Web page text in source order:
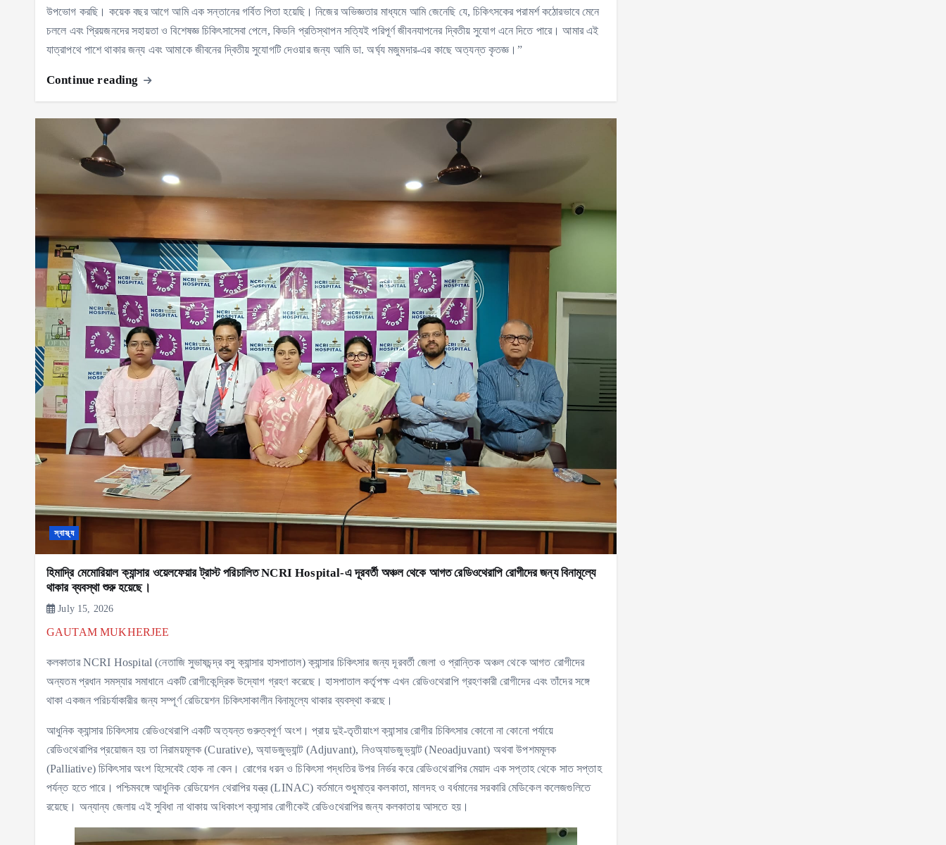
উপভোগ করছি। কয়েক বছর আগে আমি এক সন্তানের গর্বিত পিতা হয়েছি। নিজের অভিজ্ঞতার মাধ্যমে আমি জেনেছি যে, চিকিৎসকের পরামর্শ কঠোরভাবে মেনে
চললে এবং প্রিয়জনদের সহায়তা ও বিশেষজ্ঞ চিকিৎসাসেবা পেলে, কিডনি প্রতিস্থাপন সত্যিই পরিপূর্ণ জীবনযাপনের দ্বিতীয় সুযোগ এনে দিতে পারে। আমার এই
যাত্রাপথে পাশে থাকার জন্য এবং আমাকে জীবনের দ্বিতীয় সুযোগটি দেওয়ার জন্য আমি ডা. অর্ঘ্য মজুমদার-এর কাছে অত্যন্ত কৃতজ্ঞ।”
Continue reading
স্বাস্থ্য
হিমাদ্রি মেমোরিয়াল ক্যান্সার ওয়েলফেয়ার ট্রাস্ট পরিচালিত NCRI Hospital-এ দূরবর্তী অঞ্চল থেকে আগত রেডিওথেরাপি রোগীদের জন্য বিনামূল্যে
থাকার ব্যবস্থা শুরু হয়েছে।
July 15, 2026
GAUTAM MUKHERJEE
কলকাতার NCRI Hospital (নেতাজি সুভাষচন্দ্র বসু ক্যান্সার হাসপাতাল) ক্যান্সার চিকিৎসার জন্য দূরবর্তী জেলা ও প্রান্তিক অঞ্চল থেকে আগত রোগীদের
অন্যতম প্রধান সমস্যার সমাধানে একটি রোগীকেন্দ্রিক উদ্যোগ গ্রহণ করেছে। হাসপাতাল কর্তৃপক্ষ এখন রেডিওথেরাপি গ্রহণকারী রোগীদের এবং তাঁদের সঙ্গে
থাকা একজন পরিচর্যাকারীর জন্য সম্পূর্ণ রেডিয়েশন চিকিৎসাকালীন বিনামূল্যে থাকার ব্যবস্থা করছে।
আধুনিক ক্যান্সার চিকিৎসায় রেডিওথেরাপি একটি অত্যন্ত গুরুত্বপূর্ণ অংশ। প্রায় দুই-তৃতীয়াংশ ক্যান্সার রোগীর চিকিৎসার কোনো না কোনো পর্যায়ে
রেডিওথেরাপির প্রয়োজন হয় তা নিরাময়মূলক (Curative), অ্যাডজুভ্যান্ট (Adjuvant), নিওঅ্যাডজুভ্যান্ট (Neoadjuvant) অথবা উপশমমূলক
(Palliative) চিকিৎসার অংশ হিসেবেই হোক না কেন। রোগের ধরন ও চিকিৎসা পদ্ধতির উপর নির্ভর করে রেডিওথেরাপির মেয়াদ এক সপ্তাহ থেকে সাত সপ্তাহ
পর্যন্ত হতে পারে। পশ্চিমবঙ্গে আধুনিক রেডিয়েশন থেরাপির যন্ত্র (LINAC) বর্তমানে শুধুমাত্র কলকাতা, মালদহ ও বর্ধমানের সরকারি মেডিকেল কলেজগুলিতে
রয়েছে। অন্যান্য জেলায় এই সুবিধা না থাকায় অধিকাংশ ক্যান্সার রোগীকেই রেডিওথেরাপির জন্য কলকাতায় আসতে হয়।